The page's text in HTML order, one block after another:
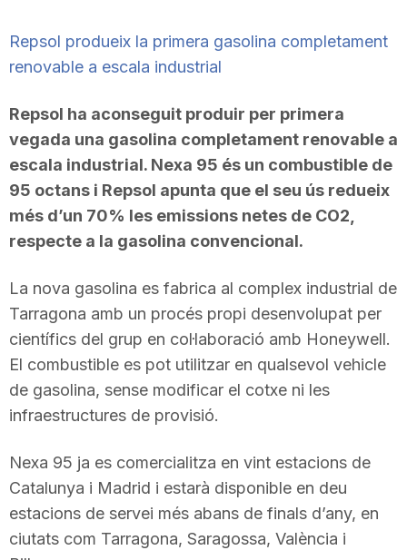
Repsol produeix la primera gasolina completament
renovable a escala industrial
Repsol ha aconseguit produir per primera
vegada una gasolina completament renovable a
escala industrial. Nexa 95 és un combustible de
95 octans i Repsol apunta que el seu ús redueix
més d’un 70% les emissions netes de CO2,
respecte a la gasolina convencional.
La nova gasolina es fabrica al complex industrial de
Tarragona amb un procés propi desenvolupat per
científics del grup en col·laboració amb Honeywell.
El combustible es pot utilitzar en qualsevol vehicle
de gasolina, sense modificar el cotxe ni les
infraestructures de provisió.
Nexa 95 ja es comercialitza en vint estacions de
Catalunya i Madrid i estarà disponible en deu
estacions de servei més abans de finals d’any, en
ciutats com Tarragona, Saragossa, València i